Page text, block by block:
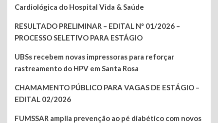
Cardiológica do Hospital Vida & Saúde
RESULTADO PRELIMINAR – EDITAL Nº 01/2026 –
PROCESSO SELETIVO PARA ESTÁGIO
UBSs recebem novas impressoras para reforçar
rastreamento do HPV em Santa Rosa
CHAMAMENTO PÚBLICO PARA VAGAS DE ESTÁGIO –
EDITAL 02/2026
FUMSSAR amplia prevenção ao pé diabético com novos